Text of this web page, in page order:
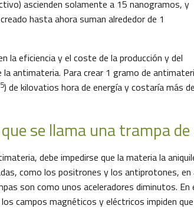
ascienden solamente a 15 nanogramos, y
hasta ahora suman alrededor de 1
la eficiencia y el coste de la producción y del
la antimateria. Para crear 1 gramo de
) de kilovatios hora de energía y costaría más
se llama una trampa
debe impedirse que la materia la
como los positrones y los antiprotones,
son como unos aceleradores diminutos.
campos magnéticos y eléctricos impiden